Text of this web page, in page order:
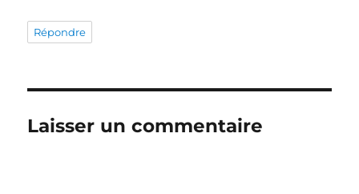
Répondre
Laisser un commentaire